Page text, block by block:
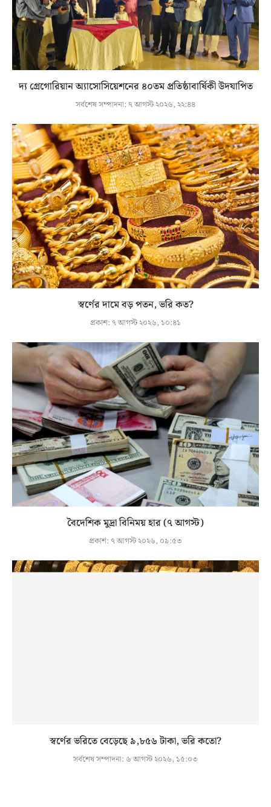
দ্য গ্রেগোরিয়ান অ্যাসোসিয়েশনের ৪০তম প্রতিষ্ঠাবার্ষিকী উদযাপিত
সর্বশেষ সম্পাদনা: ৭ আগস্ট ২০২৬, ২২:৪৪
স্বর্ণের দামে বড় পতন, ভরি কত?
প্রকাশ: ৭ আগস্ট ২০২৬, ১০:৪১
বৈদেশিক মুদ্রা বিনিময় হার (৭ আগস্ট)
প্রকাশ: ৭ আগস্ট ২০২৬, ০৯:৫৩
স্বর্ণের ভরিতে বেড়েছে ৯,৮৫৬ টাকা, ভরি কতো?
সর্বশেষ সম্পাদনা: ৬ আগস্ট ২০২৬, ১৫:০৩